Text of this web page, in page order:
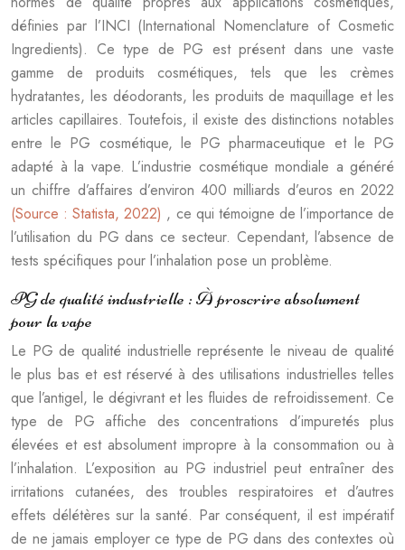
définies par l’INCI (International Nomenclature of Cosmetic
Ingredients). Ce type de PG est présent dans une vaste
gamme de produits cosmétiques, tels que les crèmes
hydratantes, les déodorants, les produits de maquillage et les
articles capillaires. Toutefois, il existe des distinctions notables
entre le PG cosmétique, le PG pharmaceutique et le PG
adapté à la vape. L’industrie cosmétique mondiale a généré
un chiffre d’affaires d’environ 400 milliards d’euros en 2022
(Source : Statista, 2022) , ce qui témoigne de l’importance de
l’utilisation du PG dans ce secteur. Cependant, l’absence de
tests spécifiques pour l’inhalation pose un problème.
PG de qualité industrielle : À proscrire absolument
pour la vape
Le PG de qualité industrielle représente le niveau de qualité
le plus bas et est réservé à des utilisations industrielles telles
que l’antigel, le dégivrant et les fluides de refroidissement. Ce
type de PG affiche des concentrations d’impuretés plus
élevées et est absolument impropre à la consommation ou à
l’inhalation. L’exposition au PG industriel peut entraîner des
irritations cutanées, des troubles respiratoires et d’autres
effets délétères sur la santé. Par conséquent, il est impératif
de ne jamais employer ce type de PG dans des contextes où